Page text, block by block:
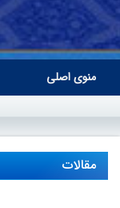
منوی اصلی
مقالات